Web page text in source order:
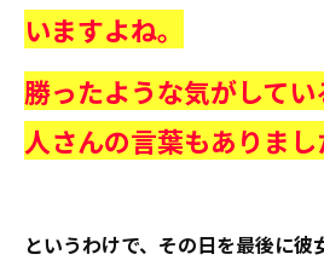
いますよね。
勝ったような気がして
人さんの言葉もありまし
というわけで、その日を最後に彼